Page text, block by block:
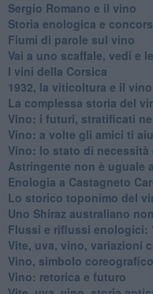
Sergio Romano e il vino
​Storia enologica e
Fiumi di parole sul vino
​Vai a uno scaffale, vedi e
​I vini della Corsica
​1932, la viticoltura e il vino
​La complessa storia del
​Vino: i futuri, stratificati
Vino: a volte gli amici ti
Vino: lo stato di necessità
​Astringente non è uguale
Enologia a Castagneto
Lo storico toponimo del
Uno Shiraz australiano
​Flussi e riflussi enologici:
Vite, uva, vino, variazioni
Vino, simbolo
​Vino: retorica e futuro